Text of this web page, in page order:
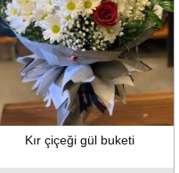
Kır çiçeği gül buketi